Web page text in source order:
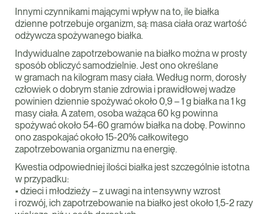
Innymi czynnikami mającymi wpływ na to, ile białka
dzienne potrzebuje organizm, są: masa ciała oraz wartość
odżywcza spożywanego białka.
Indywidualne zapotrzebowanie na białko można w prosty
sposób obliczyć samodzielnie. Jest ono określane
w gramach na kilogram masy ciała. Według norm, dorosły
człowiek o dobrym stanie zdrowia i prawidłowej wadze
powinien dziennie spożywać około 0,9 – 1 g białka na 1 kg
masy ciała. A zatem, osoba ważąca 60 kg powinna
spożywać około 54-60 gramów białka na dobę. Powinno
ono zaspokajać około 15-20% całkowitego
zapotrzebowania organizmu na energię.
Kwestia odpowiedniej ilości białka jest szczególnie istotna
w przypadku:
• dzieci i młodzieży – z uwagi na intensywny wzrost
i rozwój, ich zapotrzebowanie na białko jest około 1,5-2 razy